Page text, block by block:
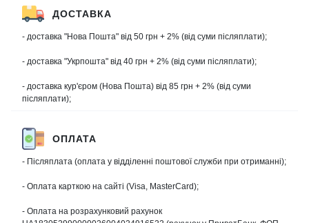
ДОСТАВКА
- доставка "Нова Пошта" від 50 грн + 2% (від суми післяплати);
- доставка "Укрпошта" від 40 грн + 2% (від суми післяплати);
- доставка кур'єром (Нова Пошта) від 85 грн + 2% (від суми
післяплати);
ОПЛАТА
- Післяплата (оплата у відділенні поштової служби при отриманні);
- Оплата карткою на сайті (Visa, MasterCard);
- Оплата на розрахунковий рахунок